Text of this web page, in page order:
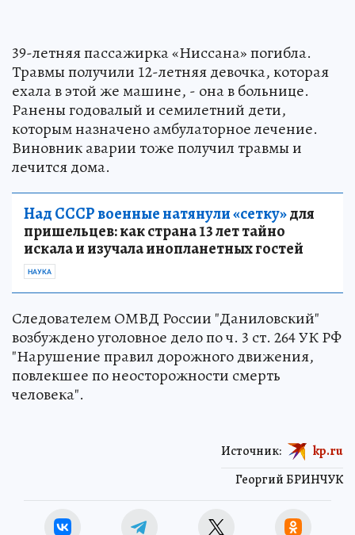
39-летняя пассажирка «Ниссана» погибла.
Травмы получили 12-летняя девочка, которая
ехала в этой же машине, - она в больнице.
Ранены годовалый и семилетний дети,
которым назначено амбулаторное лечение.
Виновник аварии тоже получил травмы и
лечится дома.
Над СССР военные натянули «сетку»для
пришельцев: как страна 13 лет тайно
искала и изучала инопланетных гостей
НАУКА
Следователем ОМВД России "Даниловский"
возбуждено уголовное дело по ч. 3 ст. 264 УК РФ
"Нарушение правил дорожного движения,
повлекшее по неосторожности смерть
человека".
Георгий БРИНЧУК
Источник: kp.ru